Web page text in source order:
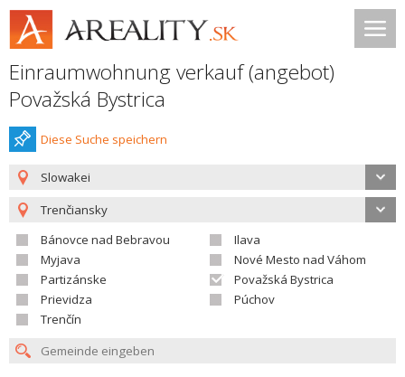
Einraumwohnung verkauf (angebot)
Považská Bystrica
Diese Suche speichern
Slowakei
Trenčiansky
Bánovce nad Bebravou
Ilava
Myjava
Nové Mesto nad Váhom
Partizánske
Považská Bystrica
Prievidza
Púchov
Trenčín